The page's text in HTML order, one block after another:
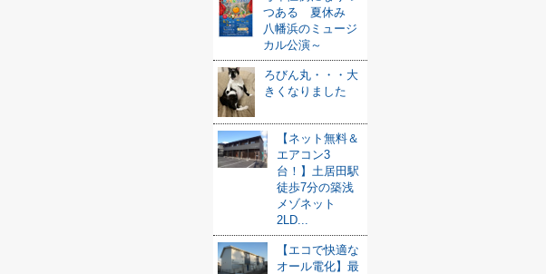
つある 夏休み
八幡浜のミュージ
カル公演～
ろびん丸・・・大
きくなりました
【ネット無料＆
エアコン3
台！】土居田駅
徒歩7分の築浅
メゾネット
2LD...
【エコで快適な
オール電化】最